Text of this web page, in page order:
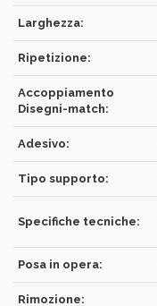
Larghezza:
Ripetizione:
Accoppiamento
Disegni-match:
Adesivo:
Tipo supporto:
Specifiche tecniche:
Posa in opera:
Rimozione: